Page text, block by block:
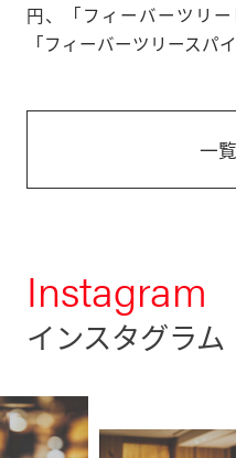
円、「フィーバーツリー
「フィーバーツリースパ
一
Instagram
インスタグラム